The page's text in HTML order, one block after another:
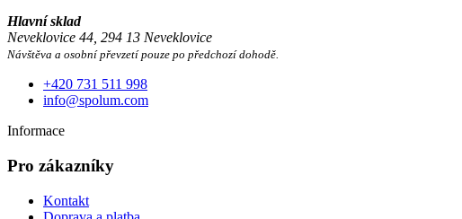
Hlavní sklad
Neveklovice 44, 294 13 Neveklovice
Návštěva a osobní převzetí pouze po předchozí dohodě.
+420 731 511 998
info@spolum.com
Informace
Pro zákazníky
Kontakt